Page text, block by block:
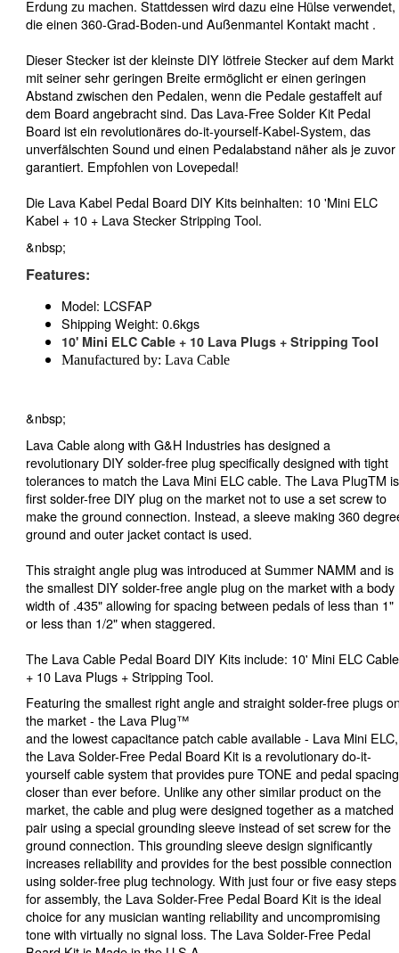
Erdung zu machen. Stattdessen wird dazu eine Hülse verwendet,
die einen 360-Grad-Boden-und Außenmantel Kontakt macht .
Dieser Stecker ist der kleinste DIY lötfreie Stecker auf dem Markt
mit seiner sehr geringen Breite ermöglicht er einen geringen
Abstand zwischen den Pedalen, wenn die Pedale gestaffelt auf
dem Board angebracht sind. Das Lava-Free Solder Kit Pedal
Board ist ein revolutionäres do-it-yourself-Kabel-System, das
unverfälschten Sound und einen Pedalabstand näher als je zuvor
garantiert. Empfohlen von Lovepedal!
Die Lava Kabel Pedal Board DIY Kits beinhalten: 10 'Mini ELC
Kabel + 10 + Lava Stecker Stripping Tool.
&nbsp;
Features:
Model: LCSFAP
Shipping Weight: 0.6kgs
10' Mini ELC Cable + 10 Lava Plugs + Stripping Tool
Manufactured by: Lava Cable
&nbsp;
Lava Cable along with G&H Industries has designed a
revolutionary DIY solder-free plug specifically designed with tight
tolerances to match the Lava Mini ELC cable. The Lava PlugTM is
first solder-free DIY plug on the market not to use a set screw to
make the ground connection. Instead, a sleeve making 360
ground and outer jacket contact is used.
This straight angle plug was introduced at Summer NAMM and is
the smallest DIY solder-free angle plug on the market with a body
width of .435" allowing for spacing between pedals of less than 1"
or less than 1/2" when staggered.
The Lava Cable Pedal Board DIY Kits include: 10' Mini ELC Cable
+ 10 Lava Plugs + Stripping Tool.
Featuring the smallest right angle and straight solder-free plugs
the market - the Lava Plug™
and the lowest capacitance patch cable available - Lava Mini ELC,
the Lava Solder-Free Pedal Board Kit is a revolutionary do-it-
yourself cable system that provides pure TONE and pedal spacing
closer than ever before. Unlike any other similar product on the
market, the cable and plug were designed together as a matched
pair using a special grounding sleeve instead of set screw for the
ground connection. This grounding sleeve design significantly
increases reliability and provides for the best possible connection
using solder-free plug technology. With just four or five easy steps
for assembly, the Lava Solder-Free Pedal Board Kit is the ideal
choice for any musician wanting reliability and uncompromising
tone with virtually no signal loss. The Lava Solder-Free Pedal